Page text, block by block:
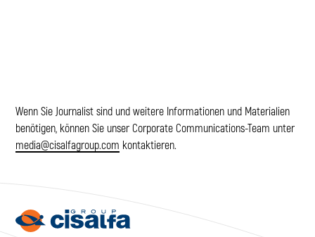
Wenn Sie Journalist sind und weitere Informationen und Materialien
benötigen, können Sie unser Corporate Communications-Team unter
media@cisalfagroup.com kontaktieren.